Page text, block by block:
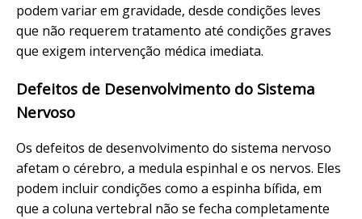
podem variar em gravidade, desde condições leves
que não requerem tratamento até condições graves
que exigem intervenção médica imediata.
Defeitos de Desenvolvimento do Sistema
Nervoso
Os defeitos de desenvolvimento do sistema nervoso
afetam o cérebro, a medula espinhal e os nervos. Eles
podem incluir condições como a espinha bífida, em
que a coluna vertebral não se fecha completamente